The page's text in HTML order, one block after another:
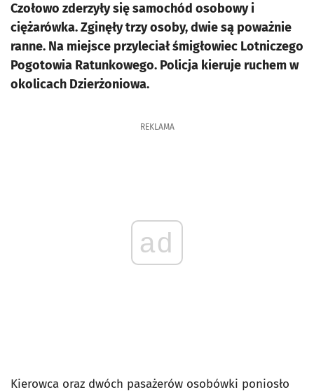
Czołowo zderzyły się samochód osobowy i
ciężarówka. Zginęły trzy osoby, dwie są poważnie
ranne. Na miejsce przyleciał śmigłowiec Lotniczego
Pogotowia Ratunkowego. Policja kieruje ruchem w
okolicach Dzierżoniowa.
REKLAMA
ad
Kierowca oraz dwóch pasażerów osobówki poniosło